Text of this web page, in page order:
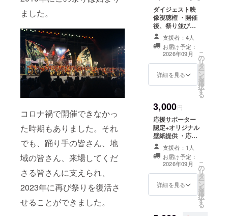
ました。
コロナ禍で開催できなかっ
た時期もありました。それ
でも、踊り手の皆さん、地
域の皆さん、来場してくだ
さる皆さんに支えられ、
2023年に再び祭りを復活さ
せることができました。
ダイジェスト映
像視聴権 ・開催
後、祭り並びに
バブルショーの
ダイジェスト映
像の限定公開
URLをメールに
てお送りします
支援者：4人
お届け予定：
2026年09月
詳細を見る
こ
の
リ
タ
ー
ン
を
選
択
す
る
3,000円
応援サポーター
認定+オリジナル
壁紙提供 ・応援
サポーター 掲載
期間：事業終了
後、公式
Instagramにて
掲載 掲載方法：
お名前のみの掲
載となります 注
支援者：1人
お届け予定：
2026年09月
詳細を見る
こ
の
リ
タ
ー
ン
を
選
択
す
る